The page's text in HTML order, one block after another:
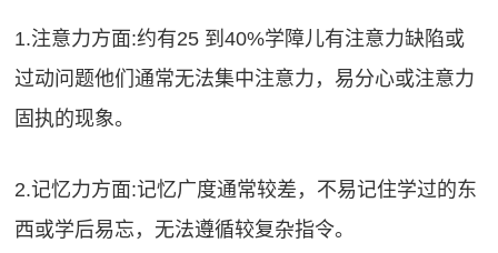
1.注意力方面:约有25 到40%学障儿有注意力缺陷或
过动问题他们通常无法集中注意力，易分心或注意力
固执的现象。
2.记忆力方面:记忆广度通常较差，不易记住学过的东
西或学后易忘，无法遵循较复杂指令。